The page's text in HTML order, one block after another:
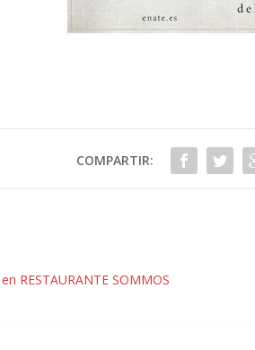
COMPARTIR:
RESTAURANTE SOMMOS